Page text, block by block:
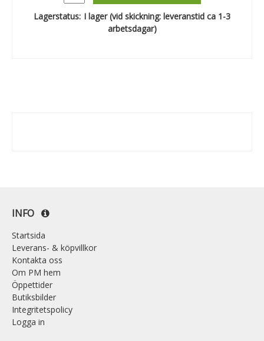
Lagerstatus: I lager (vid skickning: leveranstid ca 1-3
arbetsdagar)
INFO
Startsida
Leverans- & köpvillkor
Kontakta oss
Om PM hem
Öppettider
Butiksbilder
Integritetspolicy
Logga in